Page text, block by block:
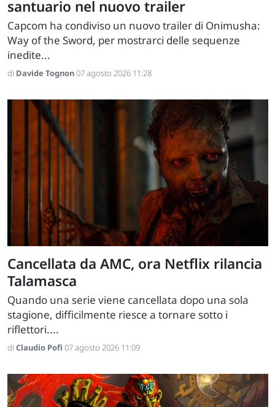
santuario nel nuovo trailer
Capcom ha condiviso un nuovo trailer di Onimusha:
Way of the Sword, per mostrarci delle sequenze
inedite...
di Davide Tognon07 agosto 2026 11:28
Cancellata da AMC, ora Netflix rilancia
Talamasca
Quando una serie viene cancellata dopo una sola
stagione, difficilmente riesce a tornare sotto i
riflettori....
di Claudio Pofi 07 agosto 2026 11:09